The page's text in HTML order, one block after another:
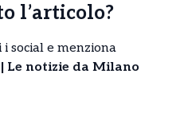
l’articolo?
social e menziona
Le notizie da Milano